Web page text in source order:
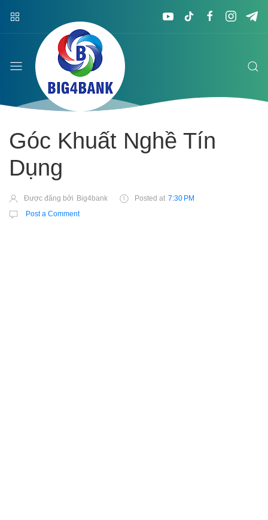
Góc Khuất Nghề Tín
Dụng
Được đăng bởi Big4bank Posted at 7:30 PM
Post a Comment